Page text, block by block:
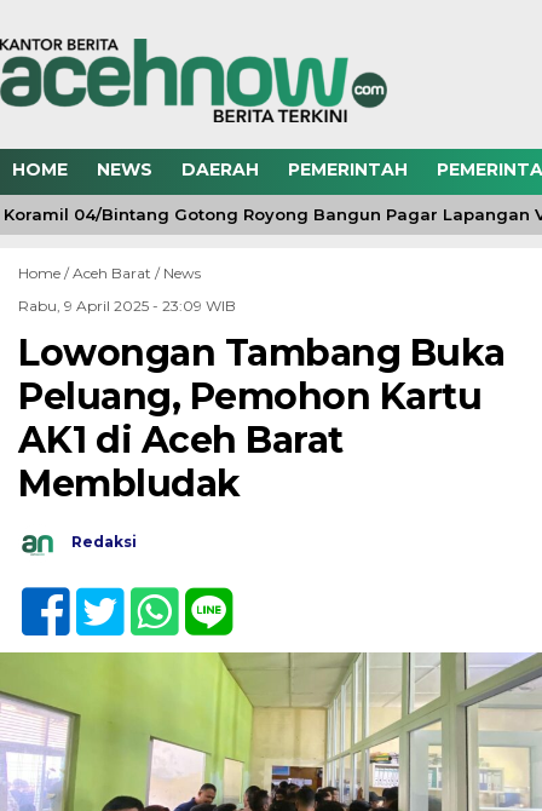
HOME NEWS DAERAH PEMERINTAH
04/Bintang Gotong Royong Bangun Pagar Lapangan
Home /Aceh Barat / News
Rabu, 9 April 2025 - 23:09 WIB
Lowongan Tambang Buka
Peluang, Pemohon Kartu
AK1 di Aceh Barat
Membludak
Redaksi